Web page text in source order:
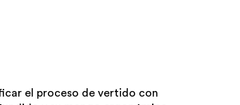
el proceso de vertido con